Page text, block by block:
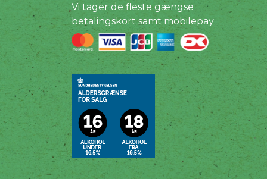
Vi tager de fleste gængse
betalingskort samt mobilepay